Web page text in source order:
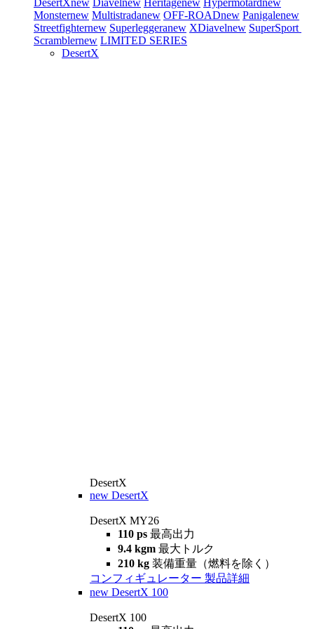
DesertXnew Diavelnew Heritagenew Hypermotardnew
Monsternew Multistradanew OFF-ROADnew Panigalenew
Streetfighternew Superleggeranew XDiavelnew SuperSport
Scramblernew LIMITED SERIES
DesertX
DesertX
new DesertX
DesertX MY26
110 ps 最高出力
9.4 kgm 最大トルク
210 kg 装備重量（燃料を除く）
コンフィギュレーター 製品詳細
new DesertX 100
DesertX 100